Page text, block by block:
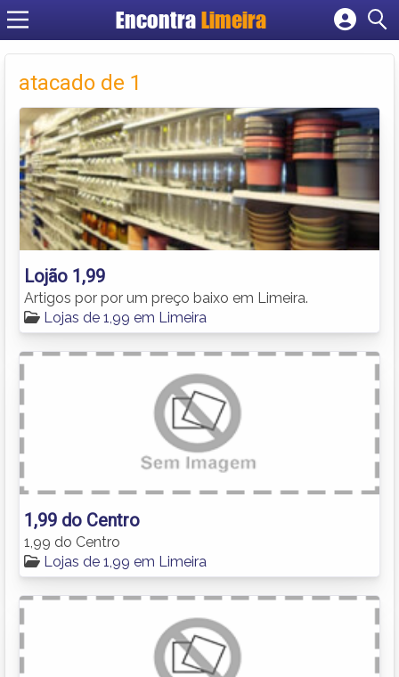
Encontra Limeira
Cadastrar empresa
atacado de 1
Lojão 1,99
Artigos por por um preço baixo em Limeira.
Lojas de 1,99 em Limeira
1,99 do Centro
1,99 do Centro
Lojas de 1,99 em Limeira